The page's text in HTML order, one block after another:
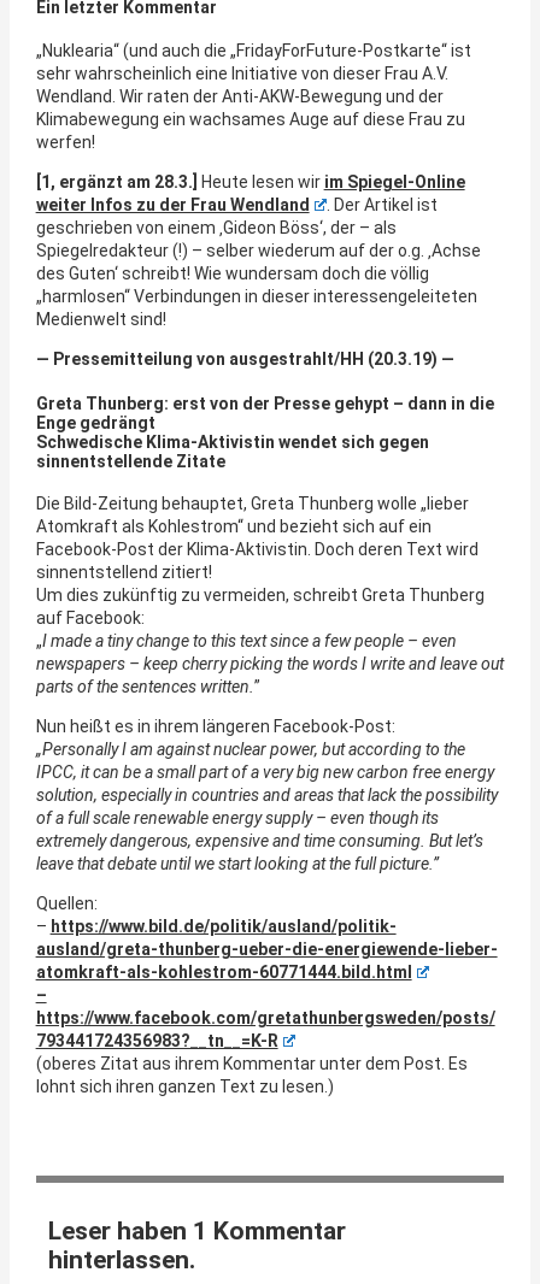
Ein letzter Kommentar
„Nuklearia“ (und auch die „FridayForFuture-Postkarte“ ist
sehr wahrscheinlich eine Initiative von dieser Frau A.V.
Wendland. Wir raten der Anti-AKW-Bewegung und der
Klimabewegung ein wachsames Auge auf diese Frau zu
werfen!
[1, ergänzt am 28.3.] Heute lesen wir im Spiegel-Online
weiter Infos zu der Frau Wendland
. Der Artikel ist
geschrieben von einem ‚ Gideon Böss‘, der – als
Spiegelredakteur (!) – selber wiederum auf der o.g. ‚Achse
des Guten‘ schreibt! Wie wundersam doch die völlig
„harmlosen“ Verbindungen in dieser interessengeleiteten
Medienwelt sind!
— Pressemitteilung von ausgestrahlt/HH (20.3.19) —
Greta Thunberg: erst von der Presse gehypt – dann in die
Enge gedrängt
Schwedische Klima-Aktivistin wendet sich gegen
sinnentstellende Zitate
Die Bild-Zeitung behauptet, Greta Thunberg wolle „lieber
Atomkraft als Kohlestrom“ und bezieht sich auf ein
Facebook-Post der Klima-Aktivistin. Doch deren Text wird
sinnentstellend zitiert!
Um dies zukünftig zu vermeiden, schreibt Greta Thunberg
auf Facebook:
„I made a tiny change to this text since a few people – even
newspapers – keep cherry picking the words I write and leave out
parts of the sentences written.”
Nun heißt es in ihrem längeren Facebook-Post:
„Personally I am against nuclear power, but according to the
IPCC, it can be a small part of a very big new carbon free energy
solution, especially in countries and areas that lack the possibility
of a full scale renewable energy supply – even though its
extremely dangerous, expensive and time consuming. But let’s
leave that debate until we start looking at the full picture.”
Quellen:
– https://www.bild.de/politik/ausland/politik-
ausland/greta-thunberg-ueber-die-energiewende-lieber-
atomkraft-als-kohlestrom-60771444.bild.html
–
https://www.facebook.com/gretathunbergsweden/posts/
793441724356983?__tn__=K-R
(oberes Zitat aus ihrem Kommentar unter dem Post. Es
lohnt sich ihren ganzen Text zu lesen.)
Leser haben 1 Kommentar
hinterlassen.